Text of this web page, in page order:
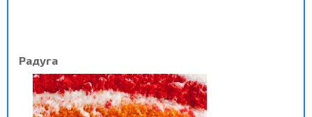
Радуга